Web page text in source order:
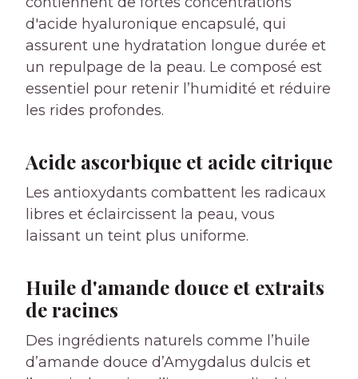
d'acide hyaluronique encapsulé, qui
assurent une hydratation longue durée et
un repulpage de la peau. Le composé est
essentiel pour retenir l’humidité et réduire
les rides profondes.
Acide ascorbique et acide citrique
Les antioxydants combattent les radicaux
libres et éclaircissent la peau, vous
laissant un teint plus uniforme.
Huile d'amande douce et extraits
de racines
Des ingrédients naturels comme l’huile
d’amande douce d’Amygdalus dulcis et